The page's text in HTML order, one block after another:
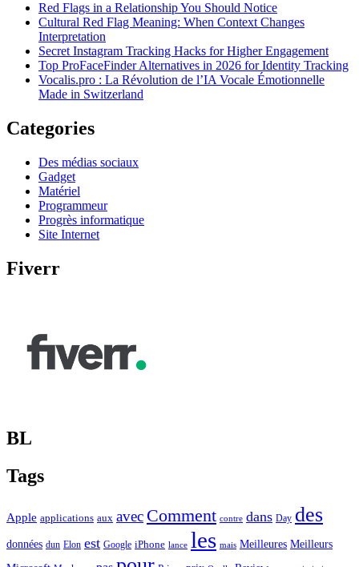
Red Flags in a Relationship You Should Notice
Cultural Red Flag Meaning: When Context Changes
Interpretation
Secret Instagram Tracking Hacks for Higher Engagement
Top ProFaceFinder Alternatives in 2026 for Identity Tracking
Vocalis.pro : La Révolution de l’IA Vocale Émotionnelle
Made in Switzerland
Categories
Des médias sociaux
Gadget
Matériel
Programmeur
Progrès informatique
Site Internet
Fiverr
BL
Tags
Apple applications aux avec Comment contre dans Day des
données dun Elon est Google iPhone lance les mais Meilleures Meilleurs